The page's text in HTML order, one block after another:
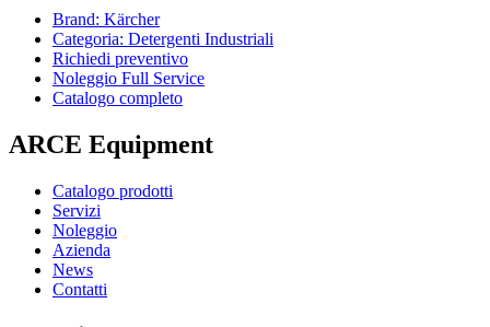
Brand: Kärcher
Categoria: Detergenti Industriali
Richiedi preventivo
Noleggio Full Service
Catalogo completo
ARCE Equipment
Catalogo prodotti
Servizi
Noleggio
Azienda
News
Contatti